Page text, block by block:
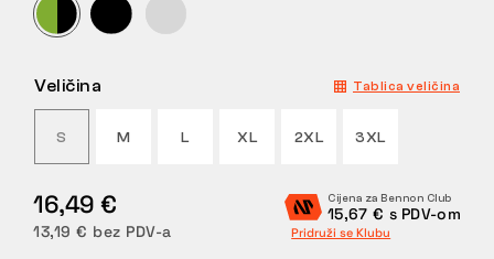
KONTAKT
POVRATI
Veličina Tablica veličina
S M L XL 2XL 3XL
16,49 €
13,19 € bez PDV-a
Cijena za Bennon Club
15,67 € s PDV-om
Pridruži se Klubu